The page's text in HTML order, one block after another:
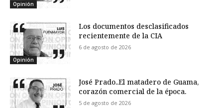
Opinión
Opinión
Los documentos desclasificados
recientemente de la CIA
6 de agosto de 2026
José Prado..El matadero de Guama,
corazón comercial de la época.
5 de agosto de 2026